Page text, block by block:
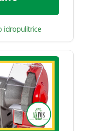
idropulitrice